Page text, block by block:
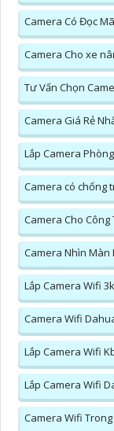
Camera Có Đọc
Camera Cho xe
Tư Vấn Chọn
Camera Giá Rẻ
Lắp Camera
Camera có chống
Camera Cho
Camera Nhìn Màn
Lắp Camera Wifi
Camera Wifi
Lắp Camera Wifi
Lắp Camera Wifi
Camera Wifi